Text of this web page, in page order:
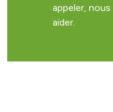
appeler,
aider.